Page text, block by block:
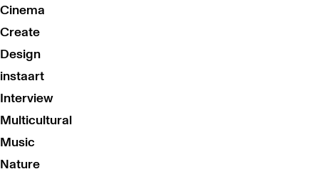
Cinema
Create
Design
instaart
Interview
Multicultural
Music
Nature